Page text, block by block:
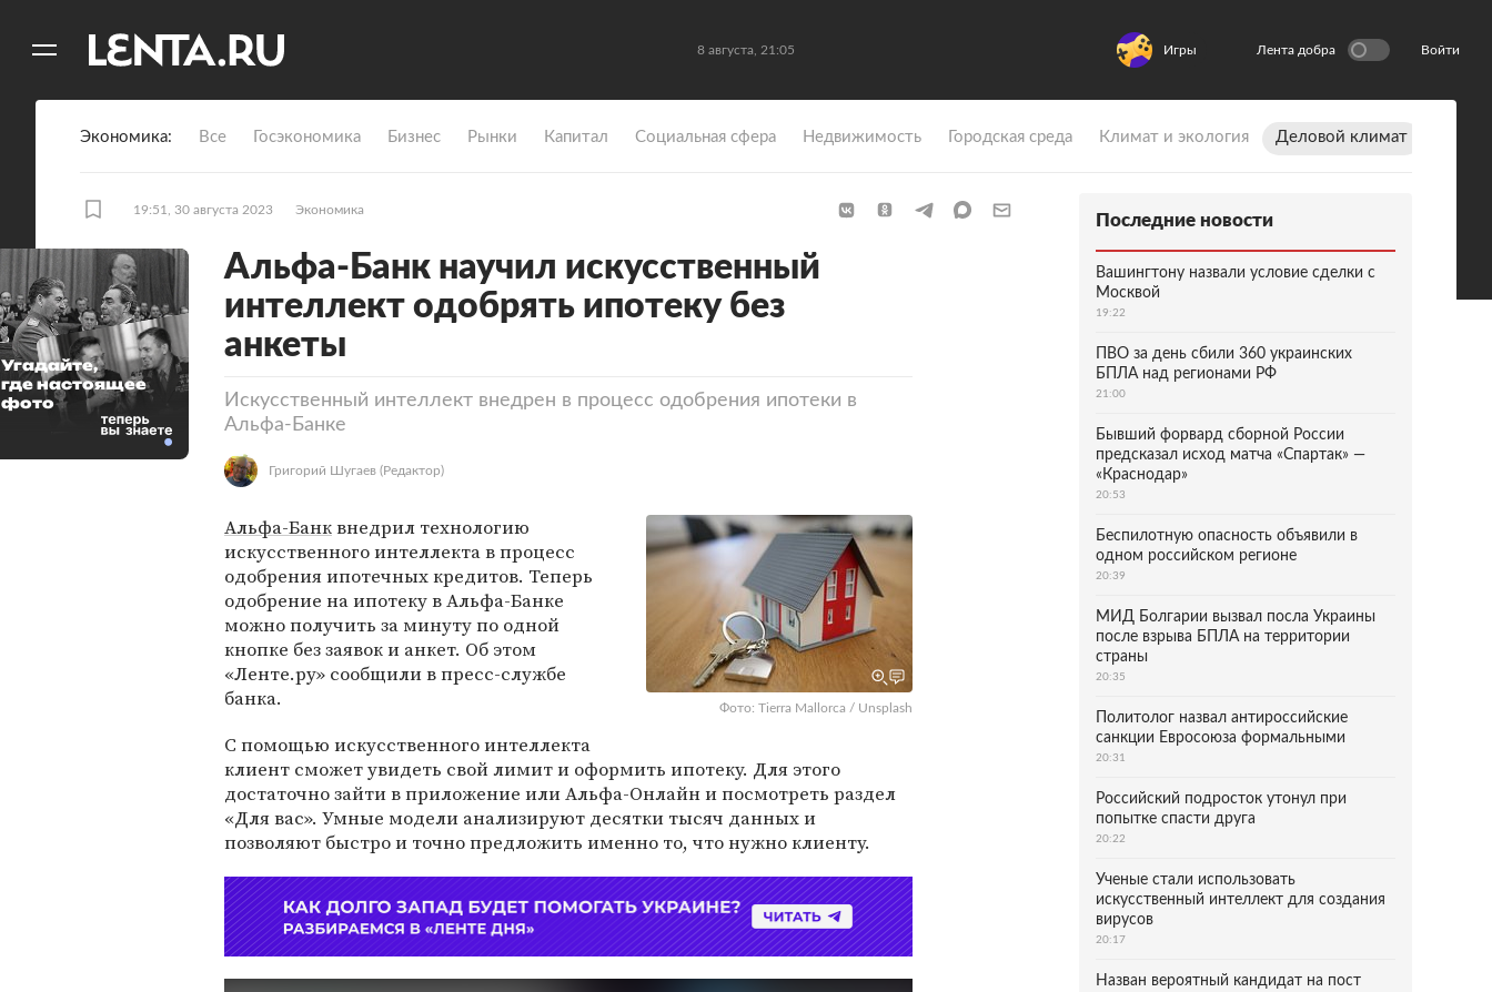
8 августа, 21:05 Игры Лента добра Войти
Экономика Все Госэкономика Бизнес Рынки Капитал Социальная сфера Недвижимость Городская среда Климат и экология Деловой климат
19:51, 30 августа 2023 Экономика
Альфа-Банк научил искусственный
интеллект одобрять ипотеку без
анкеты
Искусственный интеллект внедрен в процесс одобрения ипотеки в
Альфа-Банке
Григорий Шугаев (Редактор)
Фото: Tierra Mallorca / Unsplash
Альфа-Банквнедрил технологию
искусственного интеллекта в процесс
одобрения ипотечных кредитов. Теперь
одобрение на ипотеку в Альфа-Банке
можно получить за минуту по одной
кнопке без заявок и анкет. Об этом
«Ленте.ру» сообщили в пресс-службе
банка.
С помощью искусственного интеллекта
клиент сможет увидеть свой лимит и оформить ипотеку. Для этого
достаточно зайти в приложение или Альфа-Онлайн и посмотреть раздел
«Для вас». Умные модели анализируют десятки тысяч данных и
позволяют быстро и точно предложить именно то, что нужно клиенту.
Угадайте,
где настоящее
фото
Последние новости
Вашингтону назвали условие сделки с
Москвой
19:22
ПВО за день сбили 360 украинских
БПЛА над регионами РФ
21:00
Бывший форвард сборной России
предсказал исход матча «Спартак» —
«Краснодар»
20:53
Беспилотную опасность объявили в
одном российском регионе
20:39
МИД Болгарии вызвал посла Украины
после взрыва БПЛА на территории
страны
20:35
Политолог назвал антироссийские
санкции Евросоюза формальными
20:31
Российский подросток утонул при
попытке спасти друга
20:22
Ученые стали использовать
искусственный интеллект для создания
вирусов
20:17
Назван вероятный кандидат на пост